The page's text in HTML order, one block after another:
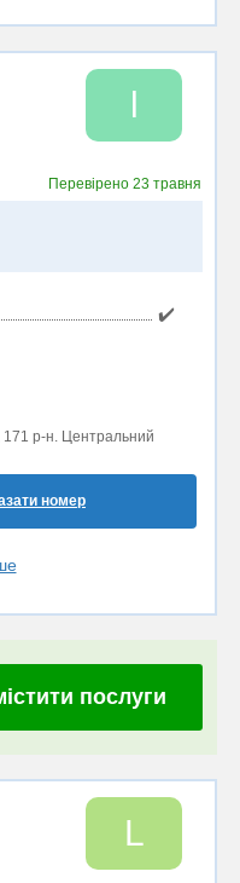
l
Перевірено23 травня
✔️
171 р-н. Центральний
номер
послуги
L